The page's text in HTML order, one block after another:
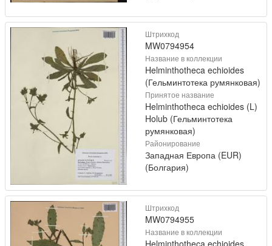
Штрихкод
MW0794954
Название в коллекции
Helminthotheca echioides
(Гельминтотека румянковая)
Принятое название
Helminthotheca echioides (L)
Holub (Гельминтотека
румянковая)
Районирование
Западная Европа (EUR)
(Болгария)
Штрихкод
MW0794955
Название в коллекции
Helminthotheca echioides